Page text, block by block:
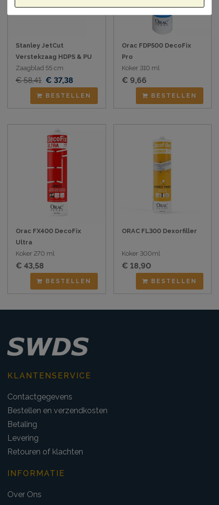
Stanley JetCut
Verstekzaag HDPS & PU
Zaagblad 55 cm
€ 58,41 € 37,38
BESTELLEN
Orac FDP500 DecoFix
Pro
Koker 310 ml
€ 9,66
BESTELLEN
Orac FX400 DecoFix
Ultra
Koker 270 ml
€ 43,58
BESTELLEN
ORAC FL300 Dexorfiller
Koker 300ml
€ 18,90
BESTELLEN
KLANTENSERVICE
Contactgegevens
Bestellen en verzendkosten
Betaling
Levering
Retouren of klachten
INFORMATIE
Over Ons